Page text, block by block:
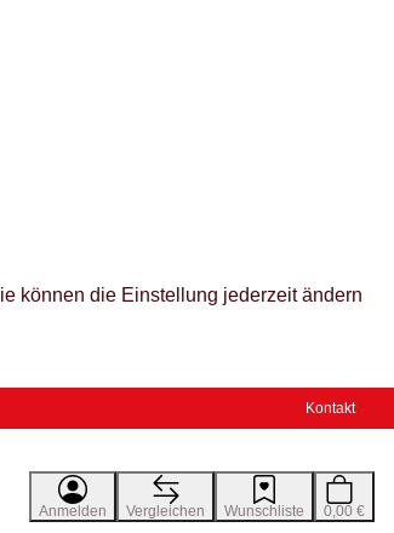
können die Einstellung jederzeit ändern
Kontakt
Anmelden Vergleichen Wunschliste 0,00 €